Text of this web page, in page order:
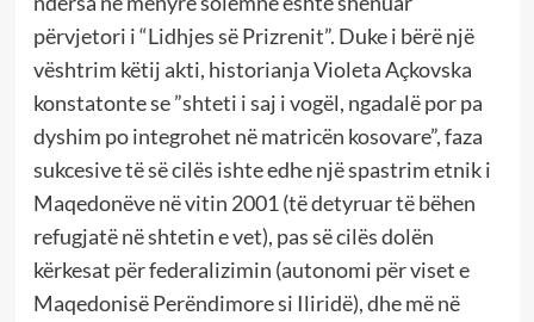
përvjetori i “Lidhjes së Prizrenit”. Duke i bërë një
vështrim këtij akti, historianja Violeta Açkovska
konstatonte se ”shteti i saj i vogël, ngadalë por pa
dyshim po integrohet në matricën kosovare”, faza
sukcesive të së cilës ishte edhe një spastrim etnik i
Maqedonëve në vitin 2001 (të detyruar të bëhen
refugjatë në shtetin e vet), pas së cilës dolën
kërkesat për federalizimin (autonomi për viset e
Maqedonisë Perëndimore si Iliridë), dhe më në